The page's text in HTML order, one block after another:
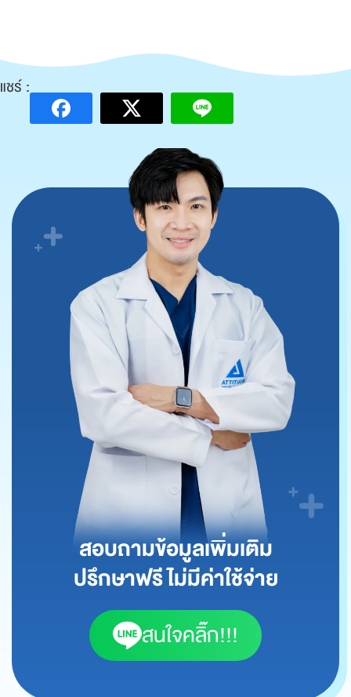
แชร์ :
สอบถามข้อมูลเพิ่มเติม
ปรึกษาฟรี ไม่มีค่าใช้จ่าย
สนใจคลิ๊ก!!!